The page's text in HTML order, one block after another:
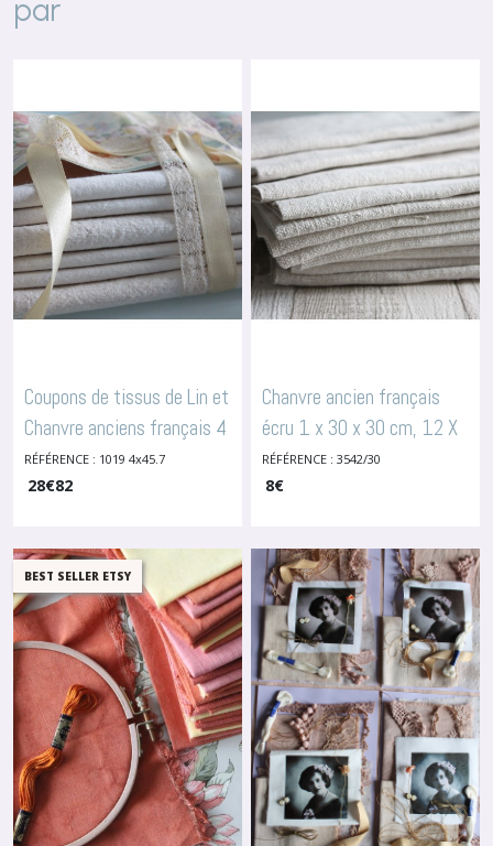
par
Coupons de tissus de Lin et
Chanvre anciens français 4
x 45,7x45,7cm/18x18"
-Lins Et Chanvres Bruts
RÉFÉRENCE : 1019 4x45.7
28€82
Chanvre ancien français
écru 1 x 30 x 30 cm, 12 X
12", 3542-Lins Et Chanvres
Bruts
RÉFÉRENCE : 3542/30
8€
BEST SELLER ETSY